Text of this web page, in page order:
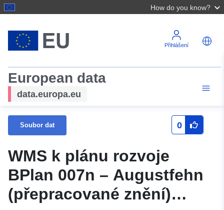
How do you know?
Přihlášení
European data
data.europa.eu
Soubor dat 0
WMS k plánu rozvoje
BPlan 007n – Augustfehn
(přepracované znění)